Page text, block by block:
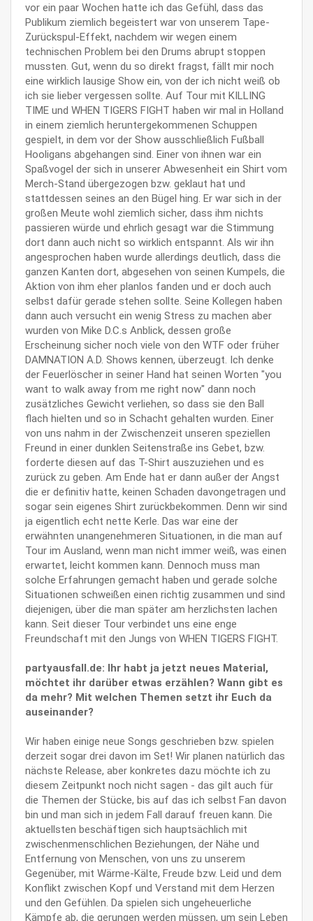
vor ein paar Wochen hatte ich das Gefühl, dass das
Publikum ziemlich begeistert war von unserem Tape-
Zurückspul-Effekt, nachdem wir wegen einem
technischen Problem bei den Drums abrupt stoppen
mussten. Gut, wenn du so direkt fragst, fällt mir noch
eine wirklich lausige Show ein, von der ich nicht weiß ob
ich sie lieber vergessen sollte. Auf Tour mit KILLING
TIME und WHEN TIGERS FIGHT haben wir mal in Holland
in einem ziemlich heruntergekommenen Schuppen
gespielt, in dem vor der Show ausschließlich Fußball
Hooligans abgehangen sind. Einer von ihnen war ein
Spaßvogel der sich in unserer Abwesenheit ein Shirt vom
Merch-Stand übergezogen bzw. geklaut hat und
stattdessen seines an den Bügel hing. Er war sich in der
großen Meute wohl ziemlich sicher, dass ihm nichts
passieren würde und ehrlich gesagt war die Stimmung
dort dann auch nicht so wirklich entspannt. Als wir ihn
angesprochen haben wurde allerdings deutlich, dass die
ganzen Kanten dort, abgesehen von seinen Kumpels, die
Aktion von ihm eher planlos fanden und er doch auch
selbst dafür gerade stehen sollte. Seine Kollegen haben
dann auch versucht ein wenig Stress zu machen aber
wurden von Mike D.C.s Anblick, dessen große
Erscheinung sicher noch viele von den WTF oder früher
DAMNATION A.D. Shows kennen, überzeugt. Ich denke
der Feuerlöscher in seiner Hand hat seinen Worten "you
want to walk away from me right now" dann noch
zusätzliches Gewicht verliehen, so dass sie den Ball
flach hielten und so in Schacht gehalten wurden. Einer
von uns nahm in der Zwischenzeit unseren speziellen
Freund in einer dunklen Seitenstraße ins Gebet, bzw.
forderte diesen auf das T-Shirt auszuziehen und es
zurück zu geben. Am Ende hat er dann außer der Angst
die er definitiv hatte, keinen Schaden davongetragen und
sogar sein eigenes Shirt zurückbekommen. Denn wir sind
ja eigentlich echt nette Kerle. Das war eine der
erwähnten unangenehmeren Situationen, in die man auf
Tour im Ausland, wenn man nicht immer weiß, was einen
erwartet, leicht kommen kann. Dennoch muss man
solche Erfahrungen gemacht haben und gerade solche
Situationen schweißen einen richtig zusammen und sind
diejenigen, über die man später am herzlichsten lachen
kann. Seit dieser Tour verbindet uns eine enge
Freundschaft mit den Jungs von WHEN TIGERS FIGHT.
partyausfall.de: Ihr habt ja jetzt neues Material,
möchtet ihr darüber etwas erzählen? Wann gibt es
da mehr? Mit welchen Themen setzt ihr Euch da
auseinander?
Wir haben einige neue Songs geschrieben bzw. spielen
derzeit sogar drei davon im Set! Wir planen natürlich das
nächste Release, aber konkretes dazu möchte ich zu
diesem Zeitpunkt noch nicht sagen - das gilt auch für
die Themen der Stücke, bis auf das ich selbst Fan davon
bin und man sich in jedem Fall darauf freuen kann. Die
aktuellsten beschäftigen sich hauptsächlich mit
zwischenmenschlichen Beziehungen, der Nähe und
Entfernung von Menschen, von uns zu unserem
Gegenüber, mit Wärme-Kälte, Freude bzw. Leid und dem
Konflikt zwischen Kopf und Verstand mit dem Herzen
und den Gefühlen. Da spielen sich ungeheuerliche
Kämpfe ab, die gerungen werden müssen, um sein Leben